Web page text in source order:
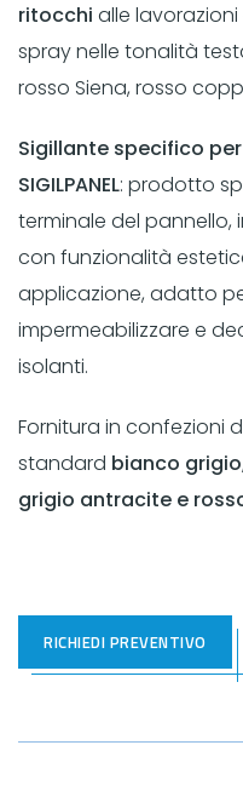
ritocchi alle
spray nelle tonalità
rosso Siena, rosso
Sigillante specifico
SIGILPANEL: prodotto
terminale del pannello,
con funzionalità
applicazione, adatto
impermeabilizzare e
isolanti.
Fornitura in confezioni
standard bianco
grigio antracite e
RICHIEDI PREVENTIVO